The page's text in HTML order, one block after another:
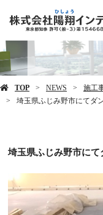
TOP NEWS
施工
埼玉県ふじみ野市にてダ
埼玉県ふじみ野市に